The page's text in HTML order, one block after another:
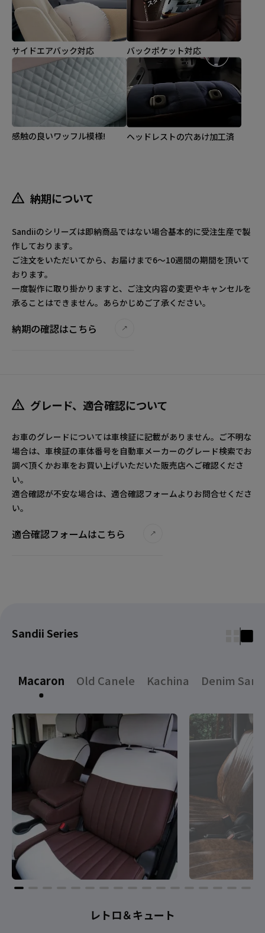
サイドエアバック対応 バックポケット対応
感触の良いワッフル模様! ヘッドレストの穴あけ加工済
納期について
Sandiiのシリーズは即納商品ではない場合基本的に受注生産で製
作しております。
ご注文をいただいてから、お届けまで6～10週間の期間を頂いて
おります。
一度製作に取り掛かりますと、ご注文内容の変更やキャンセルを
承ることはできません。あらかじめご了承ください。
納期の確認はこちら
グレード、適合確認について
お車のグレードについては車検証に記載がありません。ご不明な
場合は、車検証の車体番号を自動車メーカーのグレード検索でお
調べ頂くかお車をお買い上げいただいた販売店へご確認くださ
い。
適合確認が不安な場合は、適合確認フォームよりお問合せくださ
い。
適合確認フォームはこちら
Sandii Series
Macaron Old Canele Kachina Denim Sand
レトロ＆キュート